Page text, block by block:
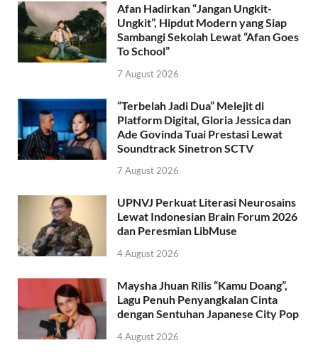
Afan Hadirkan “Jangan Ungkit-
Ungkit”, Hipdut Modern yang Siap
Sambangi Sekolah Lewat “Afan Goes
To School”
7 August 2026
“Terbelah Jadi Dua” Melejit di
Platform Digital, Gloria Jessica dan
Ade Govinda Tuai Prestasi Lewat
Soundtrack Sinetron SCTV
7 August 2026
UPNVJ Perkuat Literasi Neurosains
Lewat Indonesian Brain Forum 2026
dan Peresmian LibMuse
4 August 2026
Maysha Jhuan Rilis “Kamu Doang”,
Lagu Penuh Penyangkalan Cinta
dengan Sentuhan Japanese City Pop
4 August 2026